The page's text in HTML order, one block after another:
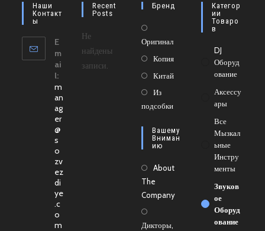
Наши
Контакт
Ы
E
m
ai
l:
m
an
ag
er
@
s
o
zv
ez
di
ye
.c
o
m
Recent
Posts
Не
найдены
записи.
Бренд
Оригинал
Откроется
КопияОткроется
КитайОткроется
Из
подсобки
Откроется
Вашему
Вниман
Ию
About
The
Company
Дикторы,
Категор
Ии
Товаро
В
DJ
Оборуд
Ование
Аксессу
Ары
Все
Мызкал
Ьные
Инстру
Менты
Звуков
Ое
Оборуд
Ование